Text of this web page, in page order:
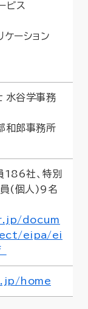
ビス
ケーション
谷学事務
和郎事務所
186社、特別
員(個人)9名
docum
eipa/ei
home